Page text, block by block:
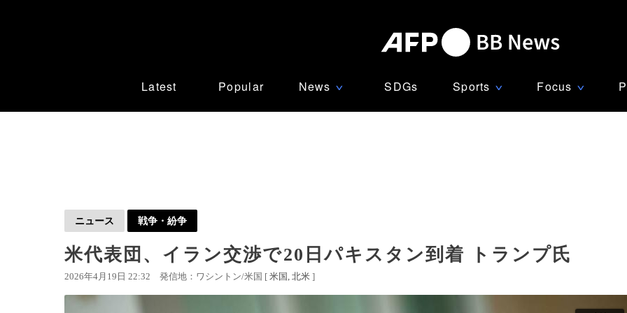
Latest Popular News ∨ SDGs Sports ∨ Focus ∨
ニュース 戦争・紛争
米代表団、イラン交渉で20日パキスタン到着 トランプ氏
2026年4月19日 22:32 発信地：ワシントン/米国 [ 米国 北米 ]